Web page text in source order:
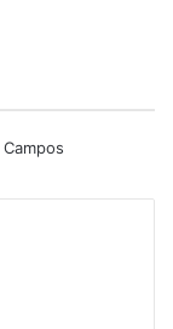
visíveis e
calçadas
na
Campos